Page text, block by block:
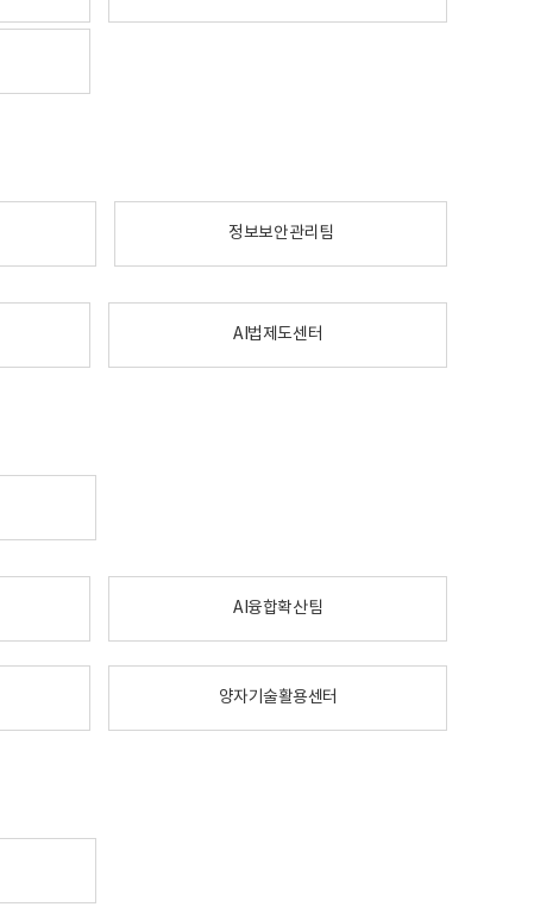
정보보안관리팀
AI법제도센터
AI융합확산팀
양자기술활용센터